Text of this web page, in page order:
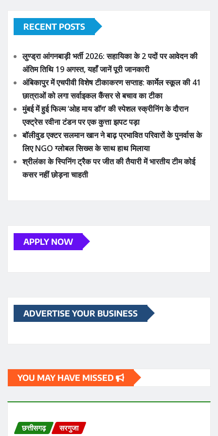
RECENT POSTS
लुण्ड्रा आंगनबाड़ी भर्ती 2026: सहायिका के 2 पदों पर आवेदन की
अंतिम तिथि 19 अगस्त, यहाँ जानें पूरी जानकारी
अंबिकापुर में एचपीवी विशेष टीकाकरण सप्ताह: कार्मेल स्कूल की 41
छात्राओं को लगा सर्वाइकल कैंसर से बचाव का टीका
मुंबई में हुई फिल्म ‘ओह माय डॉग’ की स्पेशल स्क्रीनिंग के दौरान
एक्ट्रेस रवीना टंडन पर एक कुत्ता झपट पड़ा
बॉलीवुड एक्टर सलमान खान ने बाढ़ प्रभावित परिवारों के पुनर्वास के
लिए NGO ग्लोबल सिख्स के साथ हाथ मिलाया
श्रीलंका के स्पिनिंग ट्रैक पर जीत की तैयारी में भारतीय टीम कोई
कसर नहीं छोड़ना चाहती
APPLY NOW
ADVERTISE YOUR BUSINESS
YOU MAY HAVE MISSED
छत्तीसगढ़ सरगुजा